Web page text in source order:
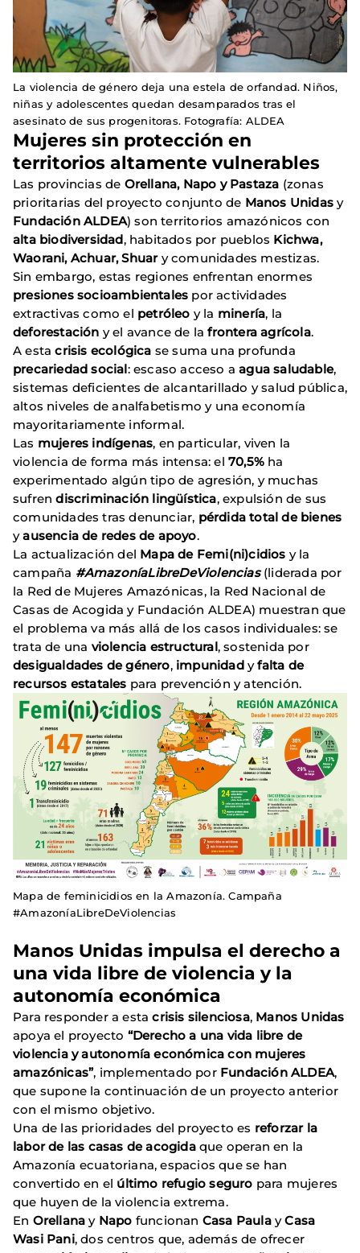
La violencia de género deja una estela de orfandad. Niños,
niñas y adolescentes quedan desamparados tras el
asesinato de sus progenitoras. Fotografía: ALDEA
Mujeres sin protección en
territorios altamente vulnerables
Las provincias de Orellana, Napo y Pastaza (zonas
prioritarias del proyecto conjunto de Manos Unidas y
Fundación ALDEA) son territorios amazónicos con
alta biodiversidad, habitados por pueblos Kichwa,
Waorani, Achuar, Shuary comunidades mestizas.
Sin embargo, estas regiones enfrentan enormes
presiones socioambientales por actividades
extractivas como el petróleo y la minería, la
deforestación y el avance de lafrontera agrícola.
A estacrisis ecológica se suma una profunda
precariedad social: escaso acceso aagua saludable,
sistemas deficientes de alcantarillado y salud pública,
altos niveles de analfabetismo y una economía
mayoritariamente informal.
Las mujeres indígenas, en particular, viven la
violencia de forma más intensa: el 70,5% ha
experimentado algún tipo de agresión, y muchas
sufrendiscriminación lingüística, expulsión de sus
comunidades tras denunciar, pérdida total de bienes
yausencia de redes de apoyo.
La actualización del Mapa de Femi(ni)cidios y la
campaña #AmazoníaLibreDeViolencias(liderada por
la Red de Mujeres Amazónicas, la Red Nacional de
Casas de Acogida y Fundación ALDEA) muestran que
el problema va más allá de los casos individuales: se
trata de una violencia estructural, sostenida por
desigualdades de género, impunidadyfalta de
recursos estatales para prevención y atención.
Mapa de feminicidios en la Amazonía. Campaña
#AmazoníaLibreDeViolencias
Manos Unidas impulsa el derecho a
una vida libre de violencia y la
autonomía económica
Para responder a estacrisis silenciosa, Manos Unidas
apoya el proyecto “Derecho a una vida libre de
violencia y autonomía económica con mujeres
amazónicas”, implementado por Fundación ALDEA,
que supone la continuación de un proyecto anterior
con el mismo objetivo.
Una de las prioridades del proyecto es reforzar la
labor de las casas de acogidaque operan en la
Amazonía ecuatoriana, espacios que se han
convertido en el último refugio seguro para mujeres
que huyen de la violencia extrema.
En Orellana y Napo funcionan Casa PaulayCasa
Wasi Pani, dos centros que, además de ofrecer